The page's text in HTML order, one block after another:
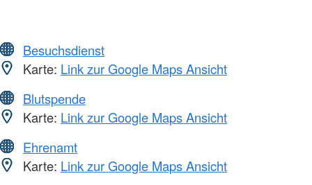
Besuchsdienst
Karte: Link zur Google Maps Ansicht
Blutspende
Karte: Link zur Google Maps Ansicht
Ehrenamt
Karte: Link zur Google Maps Ansicht